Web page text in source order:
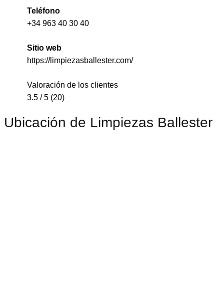
Teléfono
+34 963 40 30 40
Sitio web
https://limpiezasballester.com/
Valoración de los clientes
3.5 / 5 (20)
Ubicación de Limpiezas Ballester